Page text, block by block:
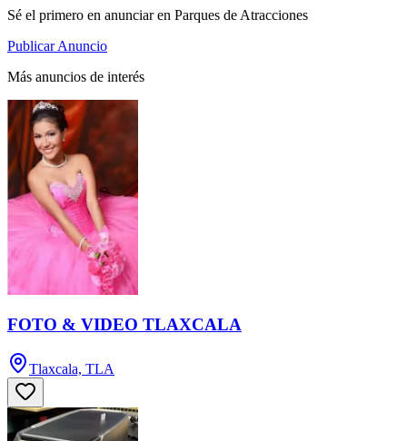
Sé el primero en anunciar en Parques de Atracciones
Publicar Anuncio
Más anuncios de interés
FOTO & VIDEO TLAXCALA
Tlaxcala, TLA